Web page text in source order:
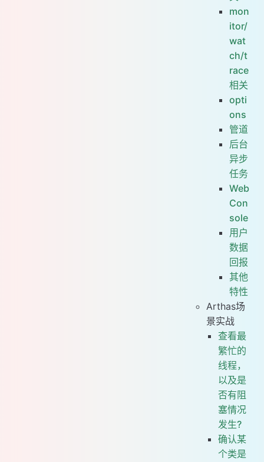
mon
itor/
wat
ch/t
race
相关
opti
ons
管道
后台
异步
任务
Web
Con
sole
用户
数据
回报
其他
特性
Arthas场
景实战
查看最
繁忙的
线程，
以及是
否有阻
塞情况
发生?
确认某
个类是